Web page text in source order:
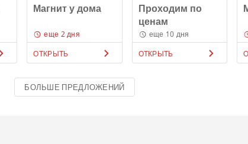
Магнит у дома
еще 2 дня
ОТКРЫТЬ
Проходим по
ценам
еще 10 дня
ОТКРЫТЬ
БОЛЬШЕ ПРЕДЛОЖЕНИЙ